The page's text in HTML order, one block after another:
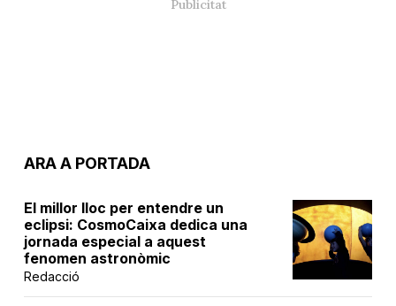
ARA A PORTADA
El millor lloc per entendre un
eclipsi: CosmoCaixa dedica una
jornada especial a aquest
fenomen astronòmic
Redacció